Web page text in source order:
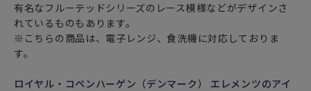
有名なフルーテッドシリーズのレース模様などがデザインさ
れているものもあります。
※こちらの商品は、電子レンジ、食洗機に対応しておりま
す。
ロイヤル・コペンハーゲン（デンマーク） エレメンツのアイ